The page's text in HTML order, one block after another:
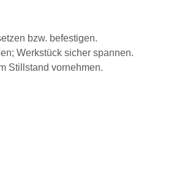
bzw. befestigen.
Werkstück sicher spannen.
Stillstand vornehmen.